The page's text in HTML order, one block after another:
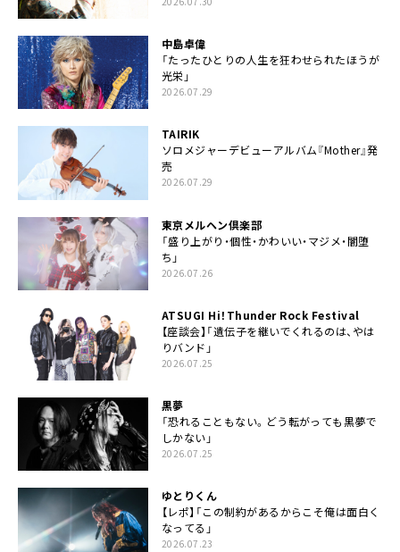
中島卓偉
「たったひとりの人生を狂わせられたほうが
光栄」
2026.07.29
TAIRIK
ソロメジャーデビューアルバム『Mother』発
売
2026.07.29
東京メルヘン倶楽部
「盛り上がり・個性・かわいい・マジメ・闇堕
ち」
2026.07.26
ATSUGI Hi！Thunder Rock Festival
【座談会】「遺伝子を継いでくれるのは、やは
りバンド」
2026.07.25
黒夢
「恐れることもない。どう転がっても黒夢で
しかない」
2026.07.25
ゆとりくん
【レポ】「この制約があるからこそ俺は面白く
なってる」
2026.07.23